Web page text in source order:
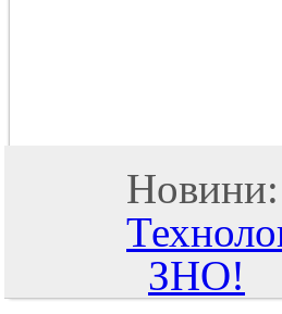
ЗНО!